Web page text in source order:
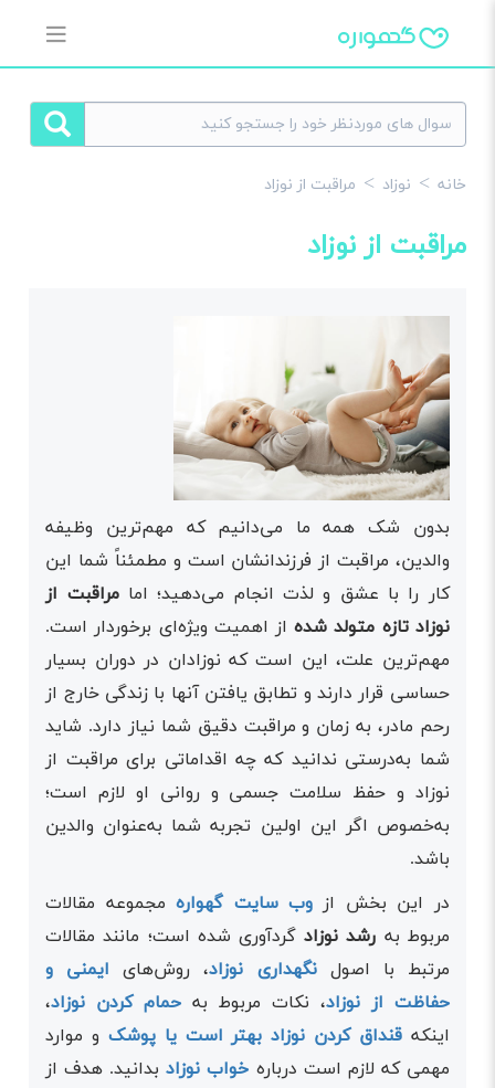
خانه نوزاد مراقبت از نوزاد
مراقبت از نوزاد
بدون شک همه ما می‌دانیم که مهم‌ترین وظیفه
والدین، مراقبت از فرزندانشان است و مطمئناً شما این
کار را با عشق و لذت انجام می‌دهید؛ امامراقبت از
نوزاد تازه متولد شدهاز اهمیت ویژه‌ای برخوردار است.
مهم‌ترین علت، این است که نوزادان در دوران بسیار
حساسی قرار دارند و تطابق یافتن آنها با زندگی خارج از
رحم مادر، به زمان و مراقبت دقیق شما نیاز دارد. شاید
شما به‌درستی ندانید که چه اقداماتی برای مراقبت از
نوزاد و حفظ سلامت جسمی و روانی او لازم است؛
به‌خصوص اگر این اولین تجربه شما به‌عنوان والدین
باشد.
در این بخش از وب سایت گهوارهمجموعه مقالات
مربوط به رشد نوزادگردآوری شده است؛ مانند مقالات
مرتبط با اصولنگهداری نوزاد، روش‌های ایمنی و
حفاظت از نوزاد، نکات مربوط به حمام کردن نوزاد،
اینکهقنداق کردن نوزاد بهتر است یا پوشک و موارد
مهمی که لازم است درباره خواب نوزادبدانید. هدف از